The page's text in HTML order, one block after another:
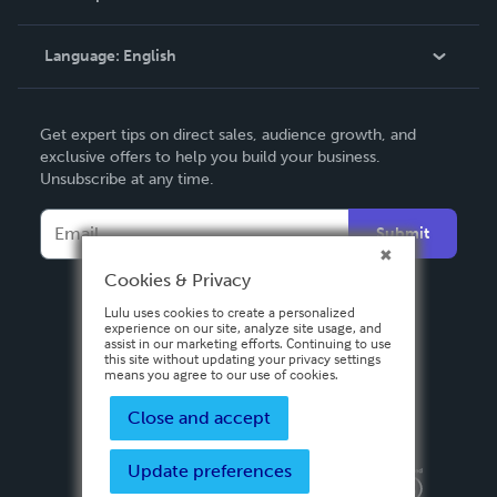
Knowledge Base
Contact Support
Language: English
Deutsch
Français
Italiano
Español
Get expert tips on direct sales, audience growth, and
exclusive offers to help you build your business.
Unsubscribe at any time.
Submit
Privacy PolicyTerms & Conditions
Cookies & Privacy
Lulu uses cookies to create a personalized
experience on our site, analyze site usage, and
assist in our marketing efforts. Continuing to use
this site without updating your privacy settings
means you agree to our use of cookies.
Close and accept
Update preferences